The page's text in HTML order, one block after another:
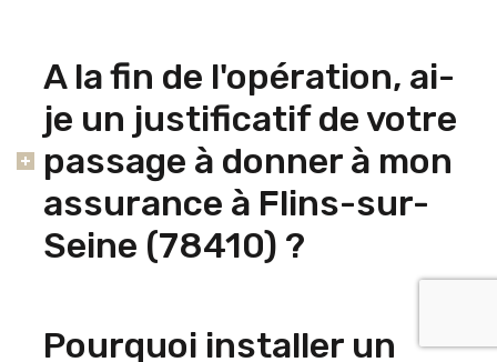
A la fin de l'opération, ai-
je un justificatif de votre
passage à donner à mon
assurance à Flins-sur-
Seine (78410) ?
Pourquoi installer un